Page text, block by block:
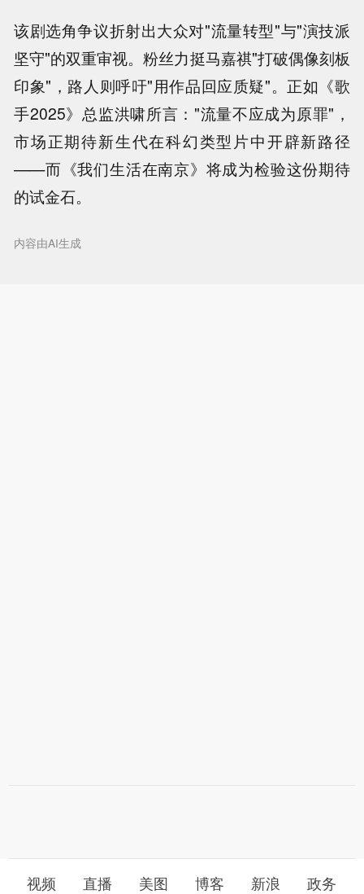
该剧选角争议折射出大众对"流量转型"与"演技派
坚守"的双重审视。粉丝力挺马嘉祺"打破偶像刻板
印象"，路人则呼吁"用作品回应质疑"。正如《歌
手2025》总监洪啸所言："流量不应成为原罪"，
市场正期待新生代在科幻类型片中开辟新路径
——而《我们生活在南京》将成为检验这份期待
的试金石。
内容由AI生成
视频 直播 美图 博客 新浪 政务